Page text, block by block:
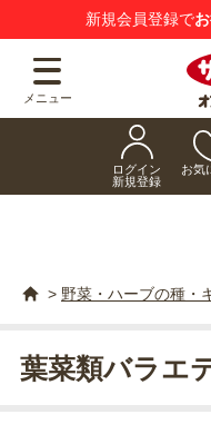
【注意喚起】悪
メニュー
ログイン
新規登録
お気
> 野菜・ハーブの種・
葉菜類バラエ